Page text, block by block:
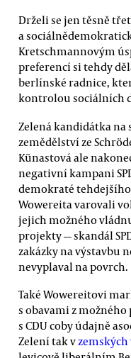
Drželi se jen těsně
a
Kretschmannovým
preferencí si tehdy
berlínské radnice,
kontrolou sociálních
Zelená kandidátka
zemědělství ze
Künastová ale
negativní kampani
demokraté
Wowereita varovali
jejich možného
projekty — skandál
zakázky na výstavbu
nevyplaval na povrch.
Také Wowereitovi
s obavami z
s CDU coby údajně
Zelení tak v